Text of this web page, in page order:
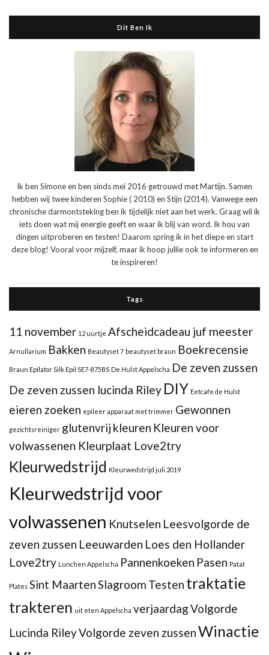
Dit Ben Ik
Ik ben Simone en ben sinds mei 2016 getrouwd met Martijn. Samen
hebben wij twee kinderen Sophie ( 2010) en Stijn (2014). Vanwege een
chronische darmontsteking ben ik tijdelijk niet aan het werk. Graag wil ik
iets doen wat mij energie geeft en waar ik blij van word. Ik hou van
dingen uitproberen en testen! Daarom spring ik in het diepe en start
deze blog! Vooral voor mijzelf, maar ik hoop jullie ook te informeren en
te inspireren!
Tags
11 november 12 uurtje Afscheidcadeau juf meester
Arnullarium Bakken Beautyset 7 beautyset braun Boekrecensie
Braun Epilator Silk Epil SE7-875BS De Hulst Appelscha De zeven zussen
De zeven zussen lucinda Riley DIY Eetcafe de Hulst
eieren zoeken epileer apparaat met trimmer Gewonnen
gezichtsreiniger glutenvrij kleuren Kleuren voor
volwassenen Kleurplaat Love2try
Kleurwedstrijd Kleurwedstrijd juli 2019
Kleurwedstrijd voor
volwassenen Knutselen Leesvolgorde de
zeven zussen Leeuwarden Loes den Hollander
Love2try Lunchen Appelscha Pannenkoeken Pasen Patat
Plates Sint MaartenSlagroom Testen traktatie
trakteren uit eten Appelscha verjaardagVolgorde
Lucinda RileyVolgorde zeven zussenWinactie